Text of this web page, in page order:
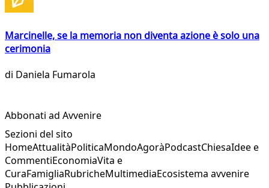
Marcinelle, se la memoria non diventa azione è solo una
cerimonia
di Daniela Fumarola
Abbonati ad Avvenire
Sezioni del sito
HomeAttualitàPoliticaMondoAgoràPodcastChiesaIdee e
CommentiEconomiaVita e
CuraFamigliaRubricheMultimediaEcosistema avvenire